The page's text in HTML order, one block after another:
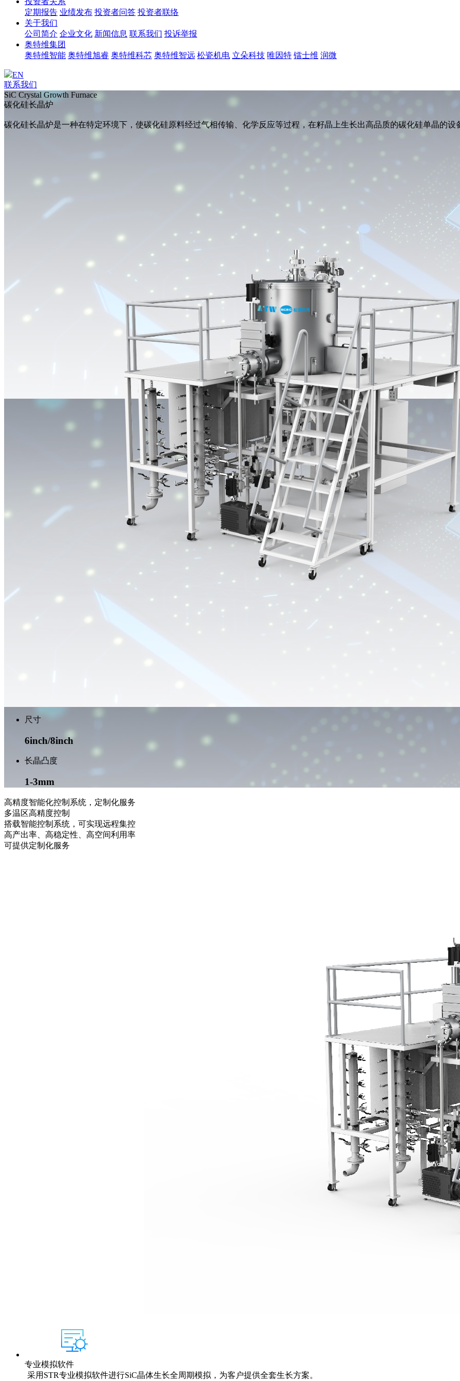
定期报告 业绩发布 投资者问答 投资者联络
关于我们
公司简介 企业文化 新闻信息 联系我们 投诉举报
奥特维集团
奥特维智能 奥特维旭睿 奥特维科芯 奥特维智远 松瓷机电 立朵科技 唯因特 镭士维 润微
EN
联系我们
SiC Crystal Growth Furnace
碳化硅长晶炉
碳化硅长晶炉是一种在特定环境下，使碳化硅原料经过气相传输、化学反应等过程，在籽晶上生长出高品质的碳化硅单晶的设
尺寸
6inch/8inch
长晶凸度
1-3mm
高精度智能化控制系统，定制化服务
多温区高精度控制
搭载智能控制系统，可实现远程集控
高产出率、高稳定性、高空间利用率
可提供定制化服务
专业模拟软件
采用STR专业模拟软件进行SiC晶体生长全周期模拟，为客户提供全套生长方案。